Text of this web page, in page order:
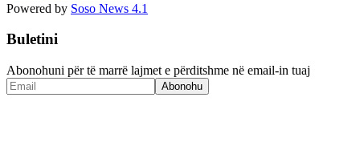
Powered by Soso News 4.1
Buletini
Abonohuni për të marrë lajmet e përditshme në email-in tuaj
Abonohu